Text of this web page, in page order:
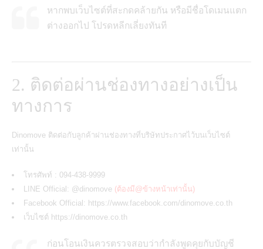
หากพบเว็บไซต์ที่สะกดคล้ายกัน หรือมีชื่อโดเมนแตก
ต่างออกไป โปรดหลีกเลี่ยงทันที
2. ติดต่อผ่านช่องทางอย่างเป็น
ทางการ
Dinomove ติดต่อกับลูกค้าผ่านช่องทางที่บริษัทประกาศไว้บนเว็บไซต์
เท่านั้น
โทรศัพท์ : 094-438-9999
LINE Official: @dinomove (ต้องมี@ข้างหน้าเท่านั้น)
Facebook Official: https://www.facebook.com/dinomove.co.th
เว็บไซต์ https://dinomove.co.th
ก่อนโอนเงินควรตรวจสอบว่ากำลังพูดคุยกับบัญชี